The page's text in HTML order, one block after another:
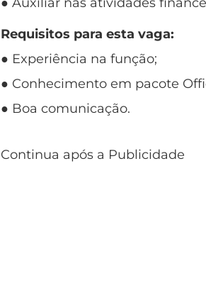
Requisitos para esta vaga:
● Experiência na função;
● Conhecimento em pacote
● Boa comunicação.
Continua após a Publicidade